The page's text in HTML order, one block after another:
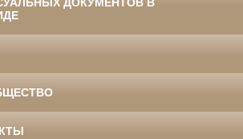
ДОКУМЕНТОВ В